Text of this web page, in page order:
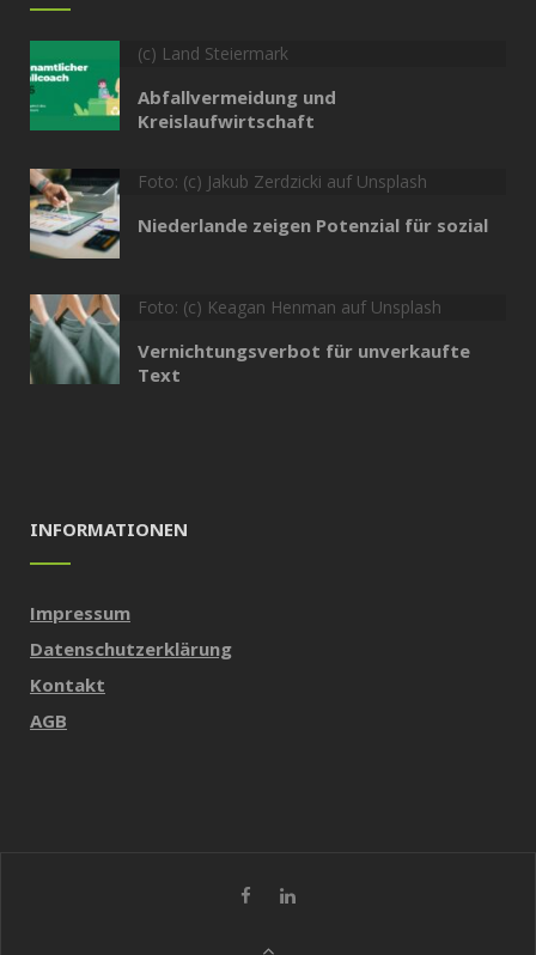
(c) Land Steiermark
Abfallvermeidung und
Kreislaufwirtschaft
Foto: (c) Jakub Zerdzicki auf Unsplash
Niederlande zeigen Potenzial für sozial
Foto: (c) Keagan Henman auf Unsplash
Vernichtungsverbot für unverkaufte
Text
INFORMATIONEN
Impressum
Datenschutzerklärung
Kontakt
AGB